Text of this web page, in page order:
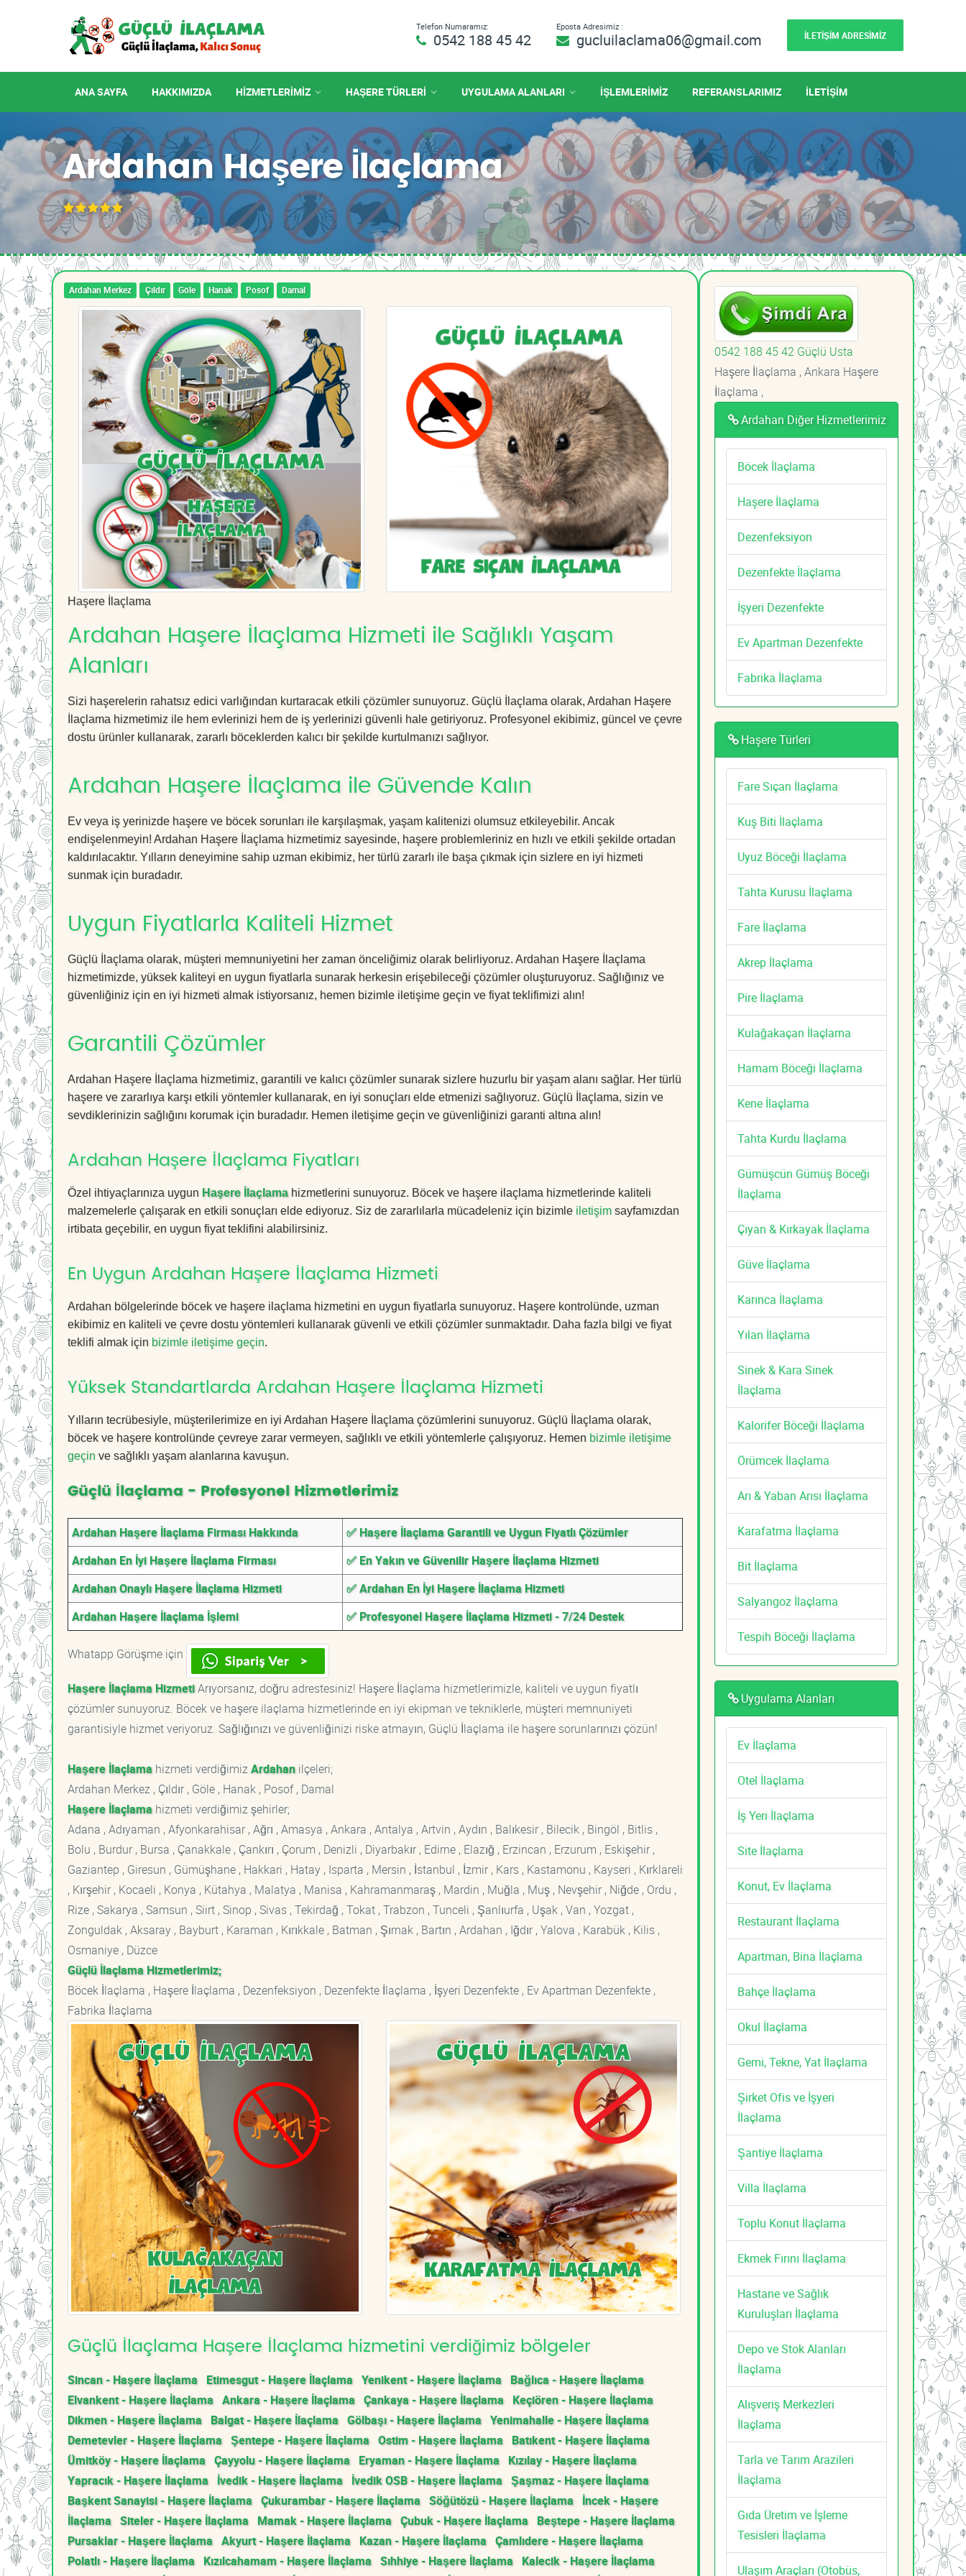
Telefon Numaramız:
0542 188 45 42
Eposta Adresimiz :
gucluilaclama06@gmail.com İLETİŞİM ADRESİMİZ
ANA SAYFA HAKKIMIZDA HIZMETLERIMIZ HAŞERE TÜRLERİ UYGULAMA ALANLARI İŞLEMLERİMİZ REFERANSLARIMIZ İLETİŞİM
Ardahan Haşere İlaçlama
Ardahan Merkez Çıldır Göle Hanak Posof Damal
Haşere İlaçlama
Ardahan Haşere İlaçlama Hizmeti ile Sağlıklı Yaşam
Alanları
Sizi haşerelerin rahatsız edici varlığından kurtaracak etkili çözümler sunuyoruz. Güçlü İlaçlama olarak, Ardahan Haşere
İlaçlama hizmetimiz ile hem evlerinizi hem de iş yerlerinizi güvenli hale getiriyoruz. Profesyonel ekibimiz, güncel ve çevre
dostu ürünler kullanarak, zararlı böceklerden kalıcı bir şekilde kurtulmanızı sağlıyor.
Ardahan Haşere İlaçlama ile Güvende Kalın
Ev veya iş yerinizde haşere ve böcek sorunları ile karşılaşmak, yaşam kalitenizi olumsuz etkileyebilir. Ancak
endişelenmeyin! Ardahan Haşere İlaçlama hizmetimiz sayesinde, haşere problemleriniz en hızlı ve etkili şekilde ortadan
kaldırılacaktır. Yılların deneyimine sahip uzman ekibimiz, her türlü zararlı ile başa çıkmak için sizlere en iyi hizmeti
sunmak için buradadır.
Uygun Fiyatlarla Kaliteli Hizmet
Güçlü İlaçlama olarak, müşteri memnuniyetini her zaman önceliğimiz olarak belirliyoruz. Ardahan Haşere İlaçlama
hizmetimizde, yüksek kaliteyi en uygun fiyatlarla sunarak herkesin erişebileceği çözümler oluşturuyoruz. Sağlığınız ve
güvenliğiniz için en iyi hizmeti almak istiyorsanız, hemen bizimle iletişime geçin ve fiyat teklifimizi alın!
Garantili Çözümler
Ardahan Haşere İlaçlama hizmetimiz, garantili ve kalıcı çözümler sunarak sizlere huzurlu bir yaşam alanı sağlar. Her türlü
haşere ve zararlıya karşı etkili yöntemler kullanarak, en iyi sonuçları elde etmenizi sağlıyoruz. Güçlü İlaçlama, sizin ve
sevdiklerinizin sağlığını korumak için buradadır. Hemen iletişime geçin ve güvenliğinizi garanti altına alın!
Ardahan Haşere İlaçlama Fiyatları
Özel ihtiyaçlarınıza uygun Haşere İlaçlamahizmetlerini sunuyoruz. Böcek ve haşere ilaçlama hizmetlerinde kaliteli
malzemelerle çalışarak en etkili sonuçları elde ediyoruz. Siz de zararlılarla mücadeleniz için bizimle iletişim sayfamızdan
irtibata geçebilir, en uygun fiyat teklifini alabilirsiniz.
En Uygun Ardahan Haşere İlaçlama Hizmeti
Ardahan bölgelerinde böcek ve haşere ilaçlama hizmetini en uygun fiyatlarla sunuyoruz. Haşere kontrolünde, uzman
ekibimiz en kaliteli ve çevre dostu yöntemleri kullanarak güvenli ve etkili çözümler sunmaktadır. Daha fazla bilgi ve fiyat
teklifi almak için bizimle iletişime geçin.
Yüksek Standartlarda Ardahan Haşere İlaçlama Hizmeti
Yılların tecrübesiyle, müşterilerimize en iyi Ardahan Haşere İlaçlama çözümlerini sunuyoruz. Güçlü İlaçlama olarak,
böcek ve haşere kontrolünde çevreye zarar vermeyen, sağlıklı ve etkili yöntemlerle çalışıyoruz. Hemen bizimle iletişime
geçin ve sağlıklı yaşam alanlarına kavuşun.
Güçlü İlaçlama - Profesyonel Hizmetlerimiz
Ardahan Haşere İlaçlama Firması Hakkında
✅ Haşere İlaçlama Garantili ve Uygun Fiyatlı Çözümler
Ardahan En İyi Haşere İlaçlama Firması
✅ En Yakın ve Güvenilir Haşere İlaçlama Hizmeti
Ardahan Onaylı Haşere İlaçlama Hizmeti
✅ Ardahan En İyi Haşere İlaçlama Hizmeti
Ardahan Haşere İlaçlama İşlemi
✅ Profesyonel Haşere İlaçlama Hizmeti - 7/24 Destek
Whatapp Görüşme için
Haşere İlaçlama HizmetiArıyorsanız, doğru adrestesiniz! Haşere İlaçlama hizmetlerimizle, kaliteli ve uygun fiyatlı
çözümler sunuyoruz. Böcek ve haşere ilaçlama hizmetlerinde en iyi ekipman ve tekniklerle, müşteri memnuniyeti
garantisiyle hizmet veriyoruz. Sağlığınızı ve güvenliğinizi riske atmayın, Güçlü İlaçlama ile haşere sorunlarınızı çözün!
Haşere İlaçlama hizmeti verdiğimizArdahanilçeleri;
Ardahan Merkez , Çıldır , Göle , Hanak , Posof , Damal
Haşere İlaçlama hizmeti verdiğimiz şehirler;
Adana , Adıyaman , Afyonkarahisar , Ağrı , Amasya , Ankara , Antalya , Artvin , Aydın , Balıkesir , Bilecik , Bingöl , Bitlis ,
Bolu , Burdur , Bursa , Çanakkale , Çankırı , Çorum , Denizli , Diyarbakır , Edirne , Elazığ , Erzincan , Erzurum , Eskişehir ,
Gaziantep , Giresun , Gümüşhane , Hakkari , Hatay , Isparta , Mersin , İstanbul , İzmir , Kars , Kastamonu , Kayseri , Kırklareli
, Kırşehir , Kocaeli , Konya , Kütahya , Malatya , Manisa , Kahramanmaraş , Mardin , Muğla , Muş , Nevşehir , Niğde , Ordu ,
Rize , Sakarya , Samsun , Siirt , Sinop , Sivas , Tekirdağ , Tokat , Trabzon , Tunceli , Şanlıurfa , Uşak , Van , Yozgat ,
Zonguldak , Aksaray , Bayburt , Karaman , Kırıkkale , Batman , Şırnak , Bartın , Ardahan , Iğdır , Yalova , Karabük , Kilis ,
Osmaniye , Düzce
Güçlü İlaçlama Hizmetlerimiz;
Böcek İlaçlama , Haşere İlaçlama , Dezenfeksiyon , Dezenfekte İlaçlama , İşyeri Dezenfekte , Ev Apartman Dezenfekte ,
Fabrika İlaçlama
Güçlü İlaçlama Haşere İlaçlama hizmetini verdiğimiz bölgeler
Sincan - Haşere İlaçlama Etimesgut - Haşere İlaçlama Yenikent - Haşere İlaçlama Bağlıca - Haşere İlaçlama
Elvankent - Haşere İlaçlama Ankara - Haşere İlaçlama Çankaya - Haşere İlaçlama Keçiören - Haşere İlaçlama
Dikmen - Haşere İlaçlama Balgat - Haşere İlaçlama Gölbaşı - Haşere İlaçlama Yenimahalle - Haşere İlaçlama
Demetevler - Haşere İlaçlama Şentepe - Haşere İlaçlama Ostim - Haşere İlaçlama Batıkent - Haşere İlaçlama
Ümitköy - Haşere İlaçlama Çayyolu - Haşere İlaçlama Eryaman - Haşere İlaçlama Kızılay - Haşere İlaçlama
Yapracık - Haşere İlaçlama İvedik - Haşere İlaçlama İvedik OSB - Haşere İlaçlama Şaşmaz - Haşere İlaçlama
Başkent Sanayisi - Haşere İlaçlama Çukurambar - Haşere İlaçlama Söğütözü - Haşere İlaçlama İncek - Haşere
İlaçlama Siteler - Haşere İlaçlama Mamak - Haşere İlaçlama Çubuk - Haşere İlaçlama Beştepe - Haşere İlaçlama
Pursaklar - Haşere İlaçlama Akyurt - Haşere İlaçlama Kazan - Haşere İlaçlama Çamlıdere - Haşere İlaçlama
Polatlı - Haşere İlaçlama Kızılcahamam - Haşere İlaçlama Sıhhiye - Haşere İlaçlama Kalecik - Haşere İlaçlama
0542 188 45 42 Güçlü Usta
Haşere İlaçlama , Ankara Haşere
İlaçlama ,
Ardahan Diğer Hizmetlerimiz
Böcek İlaçlama
Haşere İlaçlama
Dezenfeksiyon
Dezenfekte İlaçlama
İşyeri Dezenfekte
Ev Apartman Dezenfekte
Fabrika İlaçlama
Haşere Türleri
Fare Sıçan İlaçlama
Kuş Biti İlaçlama
Uyuz Böceği İlaçlama
Tahta Kurusu İlaçlama
Fare İlaçlama
Akrep İlaçlama
Pire İlaçlama
Kulağakaçan İlaçlama
Hamam Böceği İlaçlama
Kene İlaçlama
Tahta Kurdu İlaçlama
Gümüşcün Gümüş Böceği
İlaçlama
Çıyan & Kırkayak İlaçlama
Güve İlaçlama
Karınca İlaçlama
Yılan İlaçlama
Sinek & Kara Sinek
İlaçlama
Kalorifer Böceği İlaçlama
Örümcek İlaçlama
Arı & Yaban Arısı İlaçlama
Karafatma İlaçlama
Bit İlaçlama
Salyangoz İlaçlama
Tespih Böceği İlaçlama
Uygulama Alanları
Ev İlaçlama
Otel İlaçlama
İş Yeri İlaçlama
Site İlaçlama
Konut, Ev İlaçlama
Restaurant İlaçlama
Apartman, Bina İlaçlama
Bahçe İlaçlama
Okul İlaçlama
Gemi, Tekne, Yat İlaçlama
Şirket Ofis ve İşyeri
İlaçlama
Şantiye İlaçlama
Villa İlaçlama
Toplu Konut İlaçlama
Ekmek Fırını İlaçlama
Hastane ve Sağlık
Kuruluşları İlaçlama
Depo ve Stok Alanları
İlaçlama
Alışveriş Merkezleri
İlaçlama
Tarla ve Tarım Arazileri
İlaçlama
Gıda Üretim ve İşleme
Tesisleri İlaçlama
Ulaşım Araçları (Otobüs,